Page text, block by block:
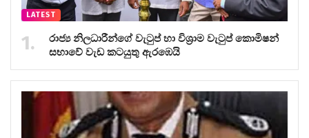
LATEST
රාජ්‍ය නිලධාරීන්ගේ වැටුප් හා විශ්‍රාම වැටුප් කොමිෂන්
සභාවේ වැඩ කටයුතු ඇරඹෙයි